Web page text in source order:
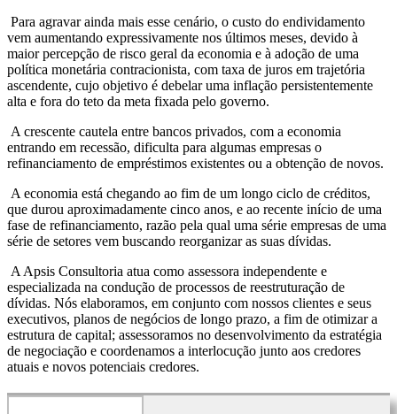
Para agravar ainda mais esse cenário, o custo do endividamento
vem aumentando expressivamente nos últimos meses, devido à
maior percepção de risco geral da economia e à adoção de uma
política monetária contracionista, com taxa de juros em trajetória
ascendente, cujo objetivo é debelar uma inflação persistentemente
alta e fora do teto da meta fixada pelo governo.
A crescente cautela entre bancos privados, com a economia
entrando em recessão, dificulta para algumas empresas o
refinanciamento de empréstimos existentes ou a obtenção de novos.
A economia está chegando ao fim de um longo ciclo de créditos,
que durou aproximadamente cinco anos, e ao recente início de uma
fase de refinanciamento, razão pela qual uma série empresas de uma
série de setores vem buscando reorganizar as suas dívidas.
A Apsis Consultoria atua como assessora independente e
especializada na condução de processos de reestruturação de
dívidas. Nós elaboramos, em conjunto com nossos clientes e seus
executivos, planos de negócios de longo prazo, a fim de otimizar a
estrutura de capital; assessoramos no desenvolvimento da estratégia
de negociação e coordenamos a interlocução junto aos credores
atuais e novos potenciais credores.